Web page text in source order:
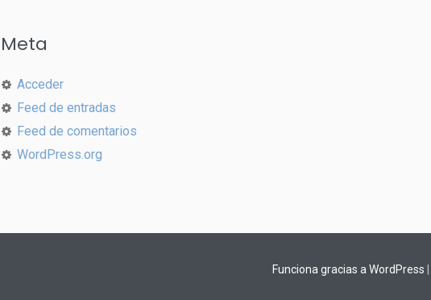
Meta
Acceder
Feed de entradas
Feed de comentarios
WordPress.org
Funciona gracias a WordPress